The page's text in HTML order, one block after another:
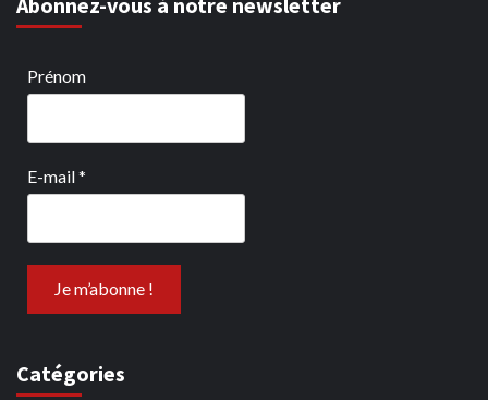
Prénom
E-mail*
Catégories